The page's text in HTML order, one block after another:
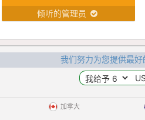
倾听的管理员
我们努力为您提供最好
加拿大